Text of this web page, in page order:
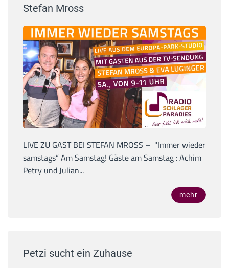
Stefan Mross
LIVE ZU GAST BEI STEFAN MROSS – "Immer wieder
samstags“ Am Samstag! Gäste am Samstag : Achim
Petry und Julian...
mehr
Petzi sucht ein Zuhause